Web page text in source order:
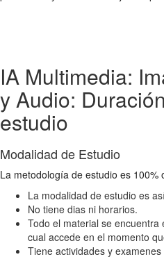
IA Multimedia:
y Audio:
estudio
Modalidad de Estudio
La metodología de estudio es 100%
La modalidad de estudio es
No tiene dias ni horarios.
Todo el material se
cual accede en el momento
Tiene actividades y